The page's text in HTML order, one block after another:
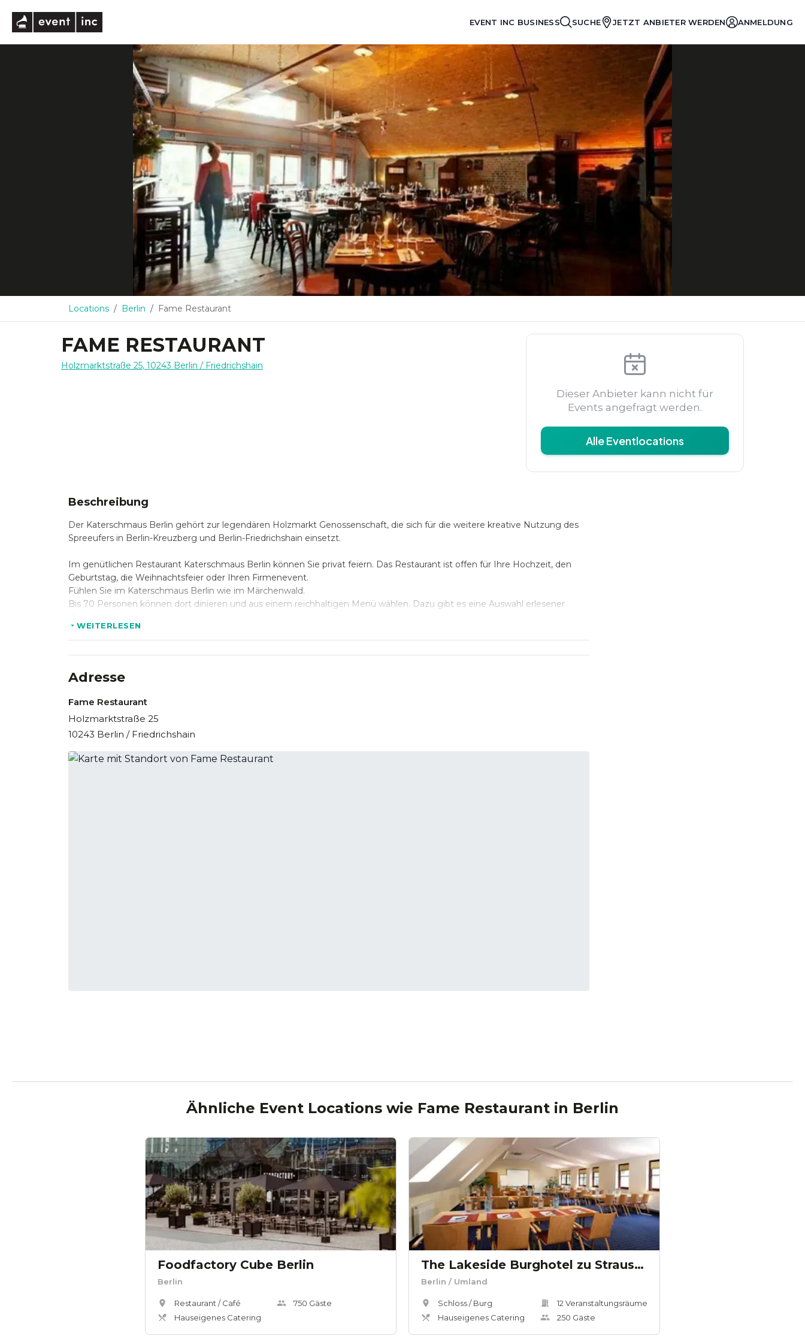
EVENT INC BUSINESS SUCHE JETZT ANBIETER WERDEN ANMELDUNG
Locations Berlin Fame Restaurant
FAME RESTAURANT
Holzmarktstraße 25, 10243 Berlin / Friedrichshain
Dieser Anbieter kann nicht für
Events angefragt werden.
Alle Eventlocations
Beschreibung
Der Katerschmaus Berlin gehört zur legendären Holzmarkt Genossenschaft, die sich für die weitere kreative Nutzung des
Spreeufers in Berlin-Kreuzberg und Berlin-Friedrichshain einsetzt.
Im genütlichen Restaurant Katerschmaus Berlin können Sie privat feiern. Das Restaurant ist offen für Ihre Hochzeit, den
Geburtstag, die Weihnachtsfeier oder Ihren Firmenevent.
Fühlen Sie im Katerschmaus Berlin wie im Märchenwald.
Bis 70 Personen können dort dinieren und aus einem reichhaltigen Menü wählen. Dazu gibt es eine Auswahl erlesener
Nutzen Sie die Chance, im Katerschmaus Berlin zu feiern solange Media-Spree diese Oase noch nicht verdrängt hat.
WEITERLESEN
Adresse
Fame Restaurant
Holzmarktstraße 25
10243 Berlin / Friedrichshain
Ähnliche Event Locations wie Fame Restaurant in Berlin
Foodfactory Cube Berlin
Berlin
Restaurant / Café
Hauseigenes Catering
750 Gäste
The Lakeside Burghotel zu Strausberg
Berlin / Umland
Schloss / Burg
Hauseigenes Catering
12 Veranstaltungsräume
250 Gäste